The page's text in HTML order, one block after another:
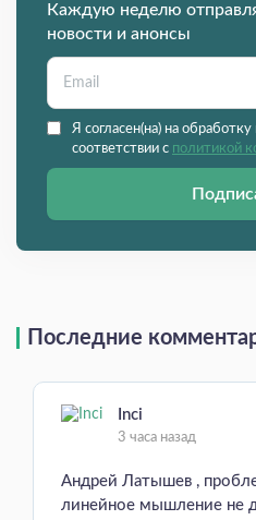
Каждую неделю
новости и анонсы
Я согласен(на) на
соответствии с политикой
Последние
Inci
3 часа назад
Андрей Латышев ,
линейное мышление не